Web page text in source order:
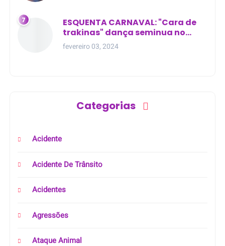
ESQUENTA CARNAVAL: "Cara de
trakinas" dança seminua no
meio da rua na Bahia
fevereiro 03, 2024
Categorias
Acidente
Acidente De Trânsito
Acidentes
Agressões
Ataque Animal